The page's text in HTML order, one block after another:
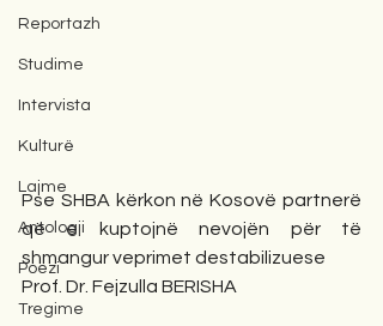
Reportazh
Studime
Intervista
Kulturë
Lajme
Antologji
Poezi
Tregime
Pse SHBA kërkon në Kosovë partnerë
që e kuptojnë nevojën për të
shmangur veprimet destabilizuese
Prof. Dr. Fejzulla BERISHA